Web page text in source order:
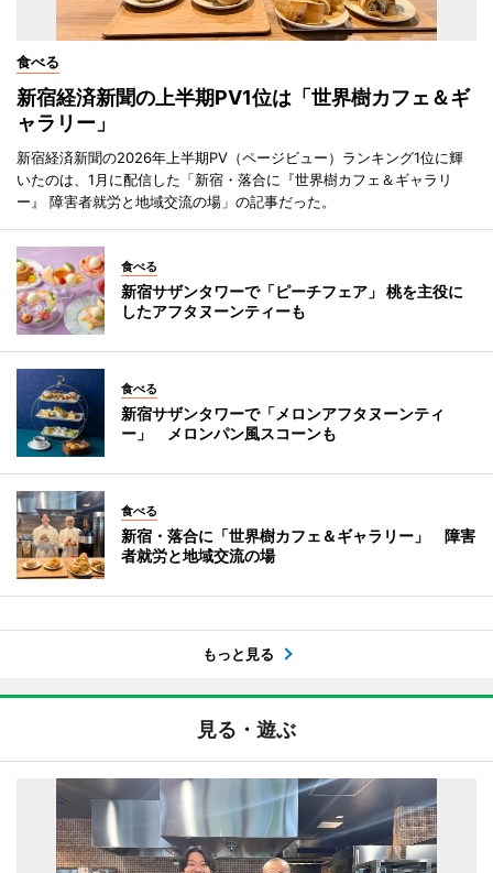
食べる
新宿経済新聞の上半期PV1位は「世界樹カフェ＆ギ
ャラリー」
新宿経済新聞の2026年上半期PV（ページビュー）ランキング1位に輝
いたのは、1月に配信した「新宿・落合に『世界樹カフェ＆ギャラリ
ー』 障害者就労と地域交流の場」の記事だった。
食べる
新宿サザンタワーで「ピーチフェア」 桃を主役に
したアフタヌーンティーも
食べる
新宿サザンタワーで「メロンアフタヌーンティ
ー」 メロンパン風スコーンも
食べる
新宿・落合に「世界樹カフェ＆ギャラリー」 障害
者就労と地域交流の場
もっと見る
見る・遊ぶ